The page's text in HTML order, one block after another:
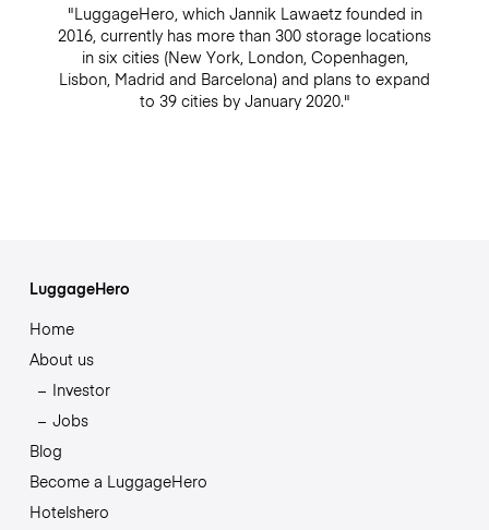
"LuggageHero, which Jannik Lawaetz founded in
2016, currently has more than 300 storage locations
in six cities (New York, London, Copenhagen,
Lisbon, Madrid and Barcelona) and plans to expand
to 39 cities by January 2020."
LuggageHero
Home
About us
Investor
Jobs
Blog
Become a LuggageHero
Hotelshero